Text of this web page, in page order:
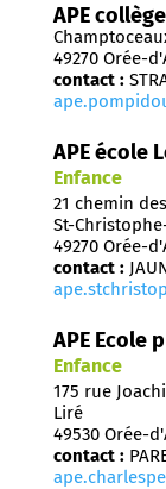
APE
49270 Orée-
contact :
APE école
Enfance
21 chemin
St-
49270 Orée-
contact :
APE Ecole
Enfance
175 rue
Liré
49530 Orée-
contact :